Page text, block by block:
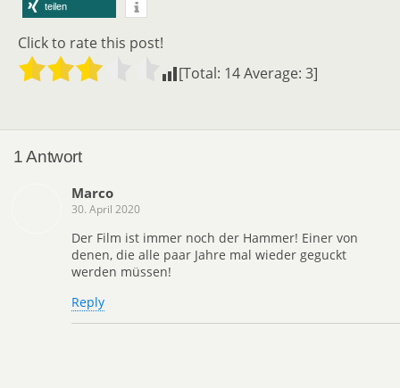
teilen
Click to rate this post!
[Total: 14Average: 3]
1 Antwort
Marco
30. April 2020
Der Film ist immer noch der Hammer! Einer von
denen, die alle paar Jahre mal wieder geguckt
werden müssen!
Reply